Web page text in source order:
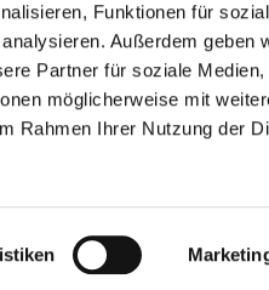
Funktionen für
Außerdem geben
Partner für soziale Medien,
möglicherweise mit
Rahmen Ihrer Nutzung der